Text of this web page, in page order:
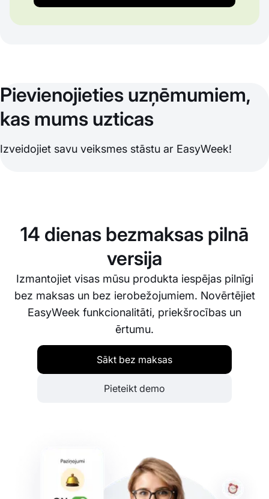
Pievienojieties uzņēmumiem,
kas mums uzticas
Izveidojiet savu veiksmes stāstu ar EasyWeek!
14 dienas bezmaksas pilnā
versija
Izmantojiet visas mūsu produkta iespējas pilnīgi
bez maksas un bez ierobežojumiem. Novērtējiet
EasyWeek funkcionalitāti, priekšrocības un
ērtumu.
Sākt bez maksas
Pieteikt demo